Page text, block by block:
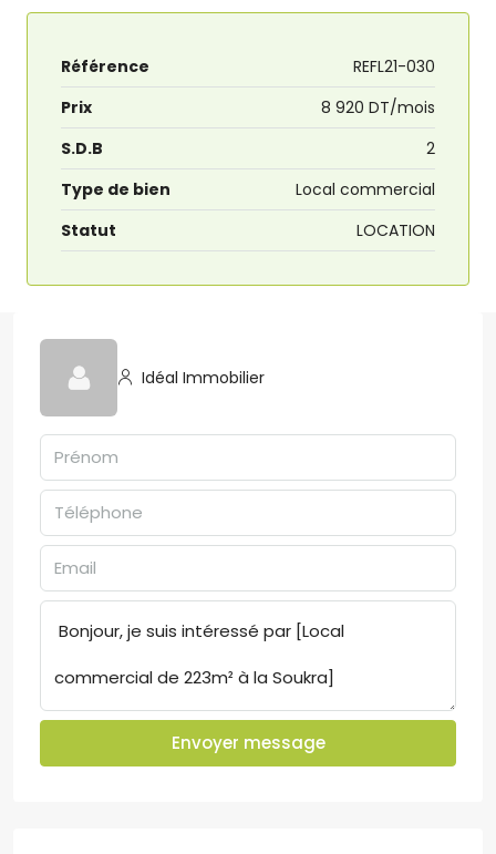
Référence
REFL21-030
Prix
8 920 DT/mois
S.D.B
2
Type de bien
Local commercial
Statut
LOCATION
Idéal Immobilier
Envoyer message